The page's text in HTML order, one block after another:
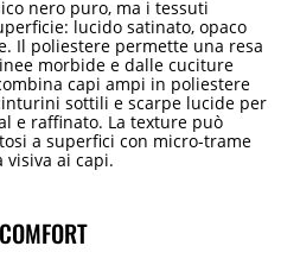
nero puro, ma i tessuti
lucido satinato, opaco
Il poliestere permette una resa
morbide e dalle cuciture
capi ampi in poliestere
sottili e scarpe lucide per
e raffinato. La texture può
a superfici con micro-trame
ai capi.